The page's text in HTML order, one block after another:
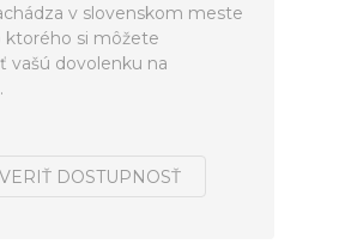
v slovenskom meste
ktorého si môžete
vašú dovolenku na
DOSTUPNOSŤ